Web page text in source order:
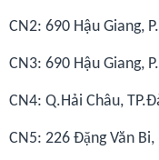
CN2: 690 Hậu Giang,
CN3: 690 Hậu Giang,
CN4: Q.Hải Châu,
CN5: 226 Đặng Văn